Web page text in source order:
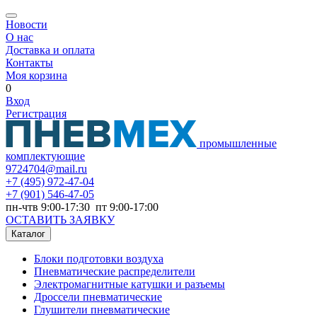
Новости
О нас
Доставка и оплата
Контакты
Моя корзина
0
Вход
Регистрация
промышленные
комплектующие
9724704@mail.ru
+7 (495) 972-47-04
+7 (901) 546-47-05
пн-чтв 9:00-17:30 пт 9:00-17:00
ОСТАВИТЬ ЗАЯВКУ
Каталог
Блоки подготовки воздуха
Пневматические распределители
Электромагнитные катушки и разъемы
Дроссели пневматические
Глушители пневматические